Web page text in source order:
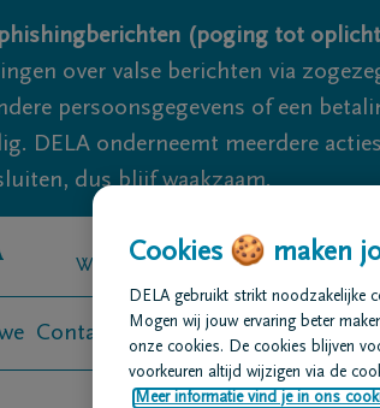
(poging tot
over valse berichten via
persoonsgegevens of een
DELA onderneemt meerdere
dus blijf waakzaam.
We zijn er voor je 24u/24
Contact Uitvaart regelen
Cookies 🍪 maken
DELA gebruikt strikt noodzakelijke
Mogen wij jouw ervaring beter
onze cookies. De cookies blijven
voorkeuren altijd wijzigen via de
Meer informatie vind je in ons